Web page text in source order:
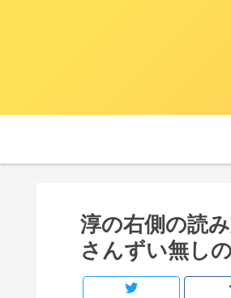
淳の右側の読
さんずい無しの